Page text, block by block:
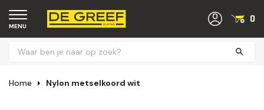
MENU
0
Home Nylon metselkoord wit